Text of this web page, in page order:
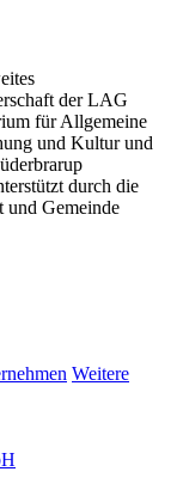
der LAG
für Allgemeine
und Kultur und
durch die
und Gemeinde
Weitere